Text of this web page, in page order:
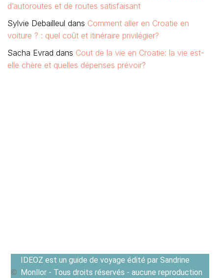
d’autoroutes et de routes satisfaisant
Sylvie Debailleul dans Comment aller en Croatie en
voiture ? : quel coût et itinéraire privilégier?
Sacha Evrad dans Cout de la vie en Croatie: la vie est-
elle chère et quelles dépenses prévoir?
IDEOZ est un guide de voyage édité par Sandrine
Monllor - Tous droits réservés - aucune reproduction